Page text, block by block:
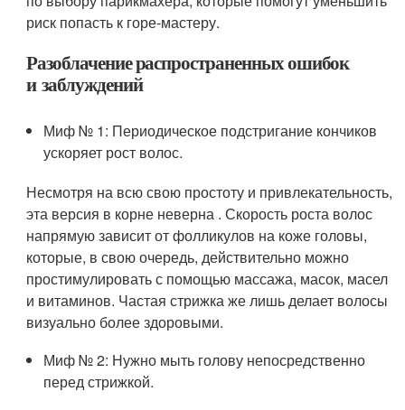
риск попасть к горе-мастеру.
Разоблачение распространенных ошибок
и заблуждений
Миф № 1: Периодическое подстригание кончиков
ускоряет рост волос.
Несмотря на всю свою простоту и привлекательность,
эта версия в корне неверна . Скорость роста волос
напрямую зависит от фолликулов на коже головы,
которые, в свою очередь, действительно можно
простимулировать с помощью массажа, масок, масел
и витаминов. Частая стрижка же лишь делает волосы
визуально более здоровыми.
Миф № 2: Нужно мыть голову непосредственно
перед стрижкой.